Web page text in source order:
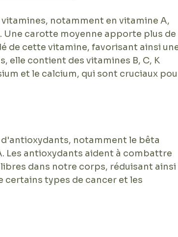
notamment en vitamine A,
Une carotte moyenne apporte plus de
de cette vitamine, favorisant ainsi
elle contient des vitamines B, C, K
et le calcium, qui sont cruciaux
notamment le bêta
Les antioxydants aident à combattre
dans notre corps, réduisant ainsi
certains types de cancer et les